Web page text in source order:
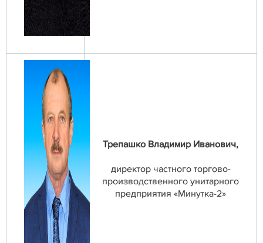
Трепашко Владимир Иванович,
директор частного торгово-
производственного унитарного
предприятия «Минутка-2»